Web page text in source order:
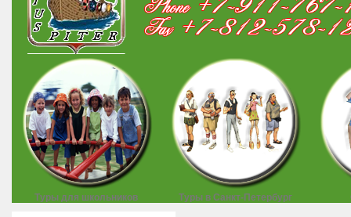
Туры для школьников Туры в Санкт-Петербург